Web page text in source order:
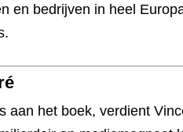
en bedrijven in heel
aan het boek, verdient